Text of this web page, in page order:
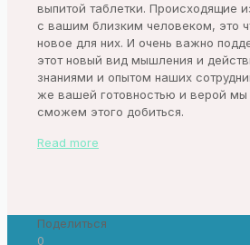
выпитой таблетки. Происходящие
с вашим близким человеком, это
новое для них. И очень важно
этот новый вид мышления и
знаниями и опытом наших
же вашей готовностью и верой мы
сможем этого добиться.
Read more
Поделиться
0